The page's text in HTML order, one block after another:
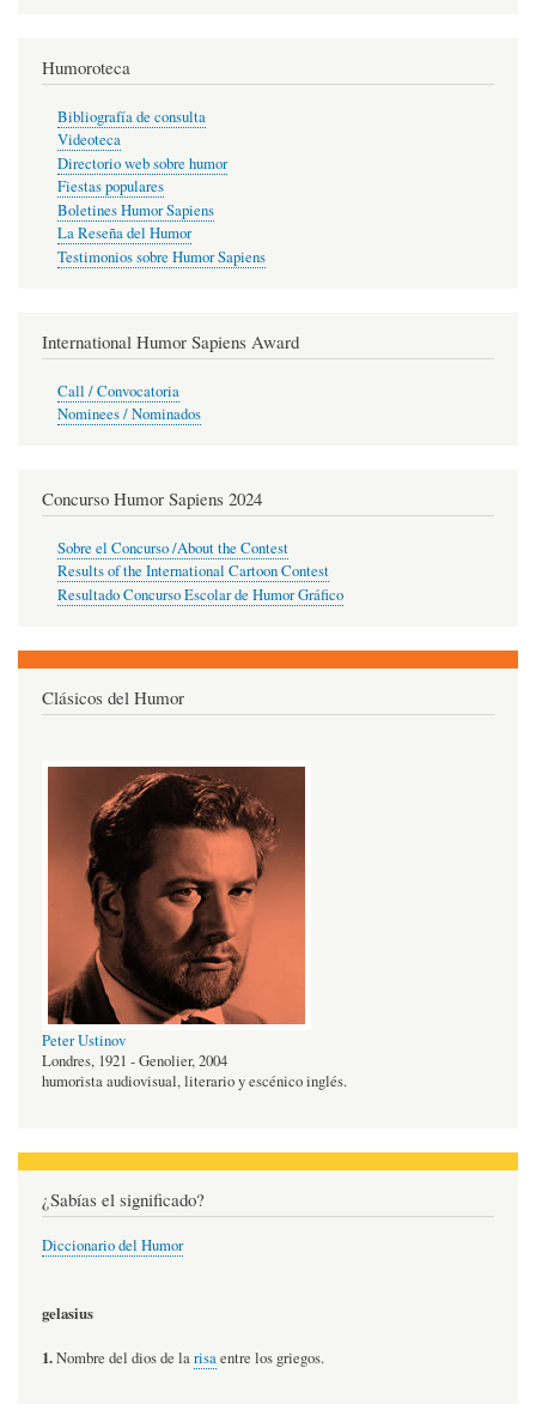
Humoroteca
Bibliografía de consulta
Videoteca
Directorio web sobre humor
Fiestas populares
Boletines Humor Sapiens
La Reseña del Humor
Testimonios sobre Humor Sapiens
International Humor Sapiens Award
Call / Convocatoria
Nominees / Nominados
Concurso Humor Sapiens 2024
Sobre el Concurso /About the Contest
Results of the International Cartoon Contest
Resultado Concurso Escolar de Humor Gráfico
Clásicos del Humor
Peter Ustinov
Londres, 1921 - Genolier, 2004
humorista audiovisual, literario y escénico inglés.
¿Sabías el significado?
Diccionario del Humor
gelasius
1.Nombre del dios de larisaentre los griegos.